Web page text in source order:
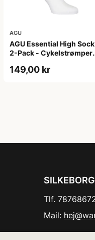
AGU
AGU Essential High Sock
2-Pack - Cykelstrømper
149,00 kr
Tlf.
Mail: